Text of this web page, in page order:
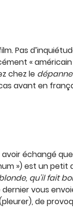
Pas
« américain
chez le
avant en
échangé
») est un petit
qu’il fait
vous
de